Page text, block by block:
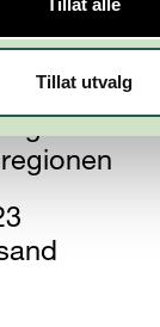
Tillat utvalg
i